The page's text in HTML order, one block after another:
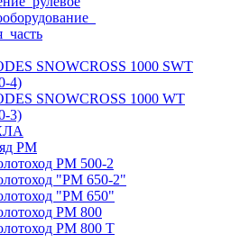
SNOWCROSS 1000 SWT
4)
SNOWCROSS 1000 WT
3)
РМ
РМ 500-2
"РМ 650-2"
"РМ 650"
РМ 800
РМ 800 Т